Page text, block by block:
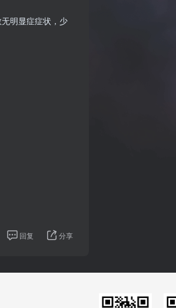
明显症症状，少
回复 分享